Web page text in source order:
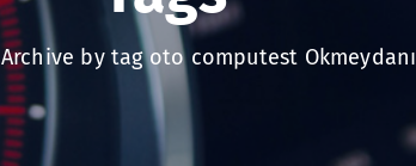
Archive by tag oto computest Okmeydanı